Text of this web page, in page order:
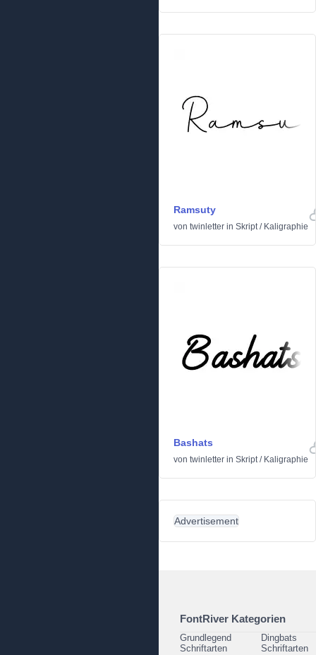
Ramsuty
von twinletter in Skript/ Kaligraphie
Bashats
von twinletter in Skript/ Kaligraphie
Advertisement
FontRiver Kategorien
Grundlegend
Schriftarten
Dingbats
Schriftarten